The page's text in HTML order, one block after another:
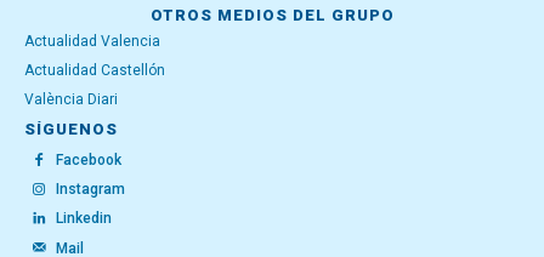
OTROS MEDIOS DEL GRUPO
Actualidad Valencia
Actualidad Castellón
València Diari
SÍGUENOS
Facebook
Instagram
Linkedin
Mail